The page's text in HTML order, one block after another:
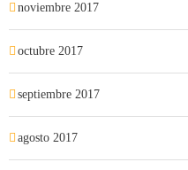
noviembre 2017
octubre 2017
septiembre 2017
agosto 2017